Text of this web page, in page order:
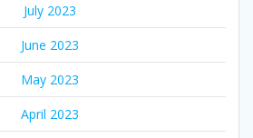
July 2023
June 2023
May 2023
April 2023